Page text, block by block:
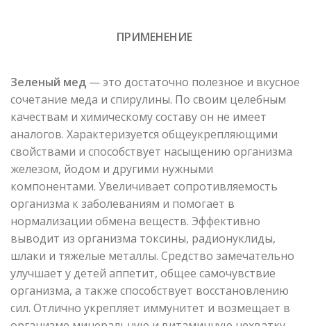
ПРИМЕНЕНИЕ
Зеленый мед — это достаточно полезное и вкусное
сочетание меда и спирулины. По своим целебным
качествам и химическому составу он не имеет
аналогов. Характеризуется общеукрепляющими
свойствами и способствует насыщению организма
железом, йодом и другими нужными
компонентами. Увеличивает сопротивляемость
организма к заболеваниям и помогает в
нормализации обмена веществ. Эффективно
выводит из организма токсины, радионуклиды,
шлаки и тяжелые металлы. Средство замечательно
улучшает у детей аппетит, общее самочувствие
организма, а также способствует восстановлению
сил. Отлично укрепляет иммунитет и возмещает в